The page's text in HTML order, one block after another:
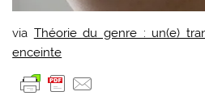
via Théorie du genre : un(e)
enceinte